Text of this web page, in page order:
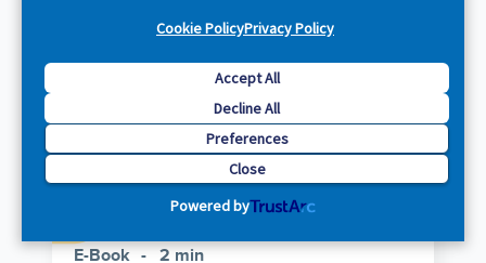
Cookie PolicyPrivacy Policy
Accept All
Decline All
Preferences
Close
Powered by
E-Book 2 min